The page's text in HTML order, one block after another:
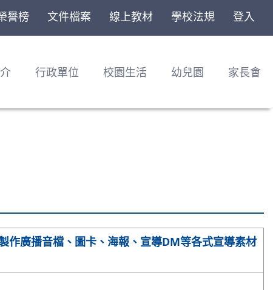
譽榜 文件檔案 線上教材 學校法規 登入
行政單位 校園生活 幼兒園 家長會
作廣播音檔、圖卡、海報、宣導DM等各式宣導素材